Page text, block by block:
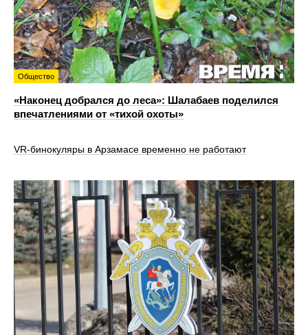
Общество
«Наконец добрался до леса»: Шалабаев поделился
впечатлениями от «тихой охоты»
VR‑бинокуляры в Арзамасе временно не работают